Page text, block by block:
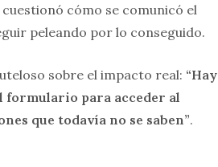
cómo se comunicó el
peleando por lo conseguido.
sobre el impacto real: “Hay
formulario para acceder al
que todavía no se saben”.